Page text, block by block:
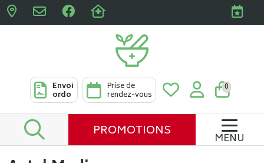
Pharmacies Clabots &
Envoi
ordo
Prise de
rendez-vous
0
PROMOTIONS MENU